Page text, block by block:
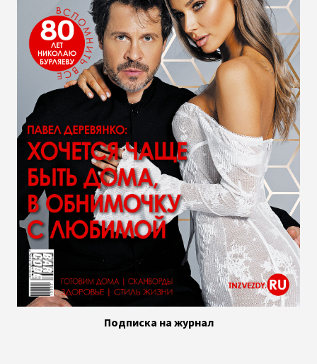
Подписка на журнал